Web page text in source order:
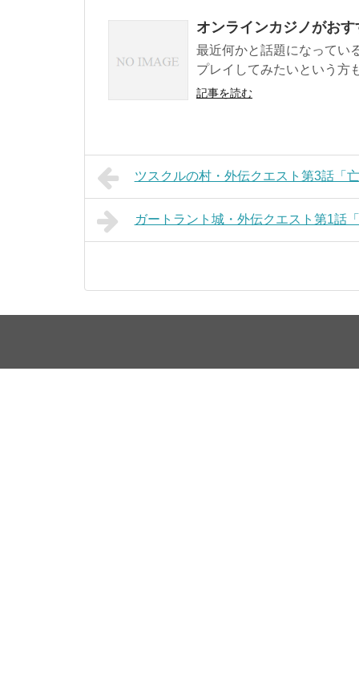
オンラインカジノがお
最近何かと話題になってい
プレイしてみたいという方
記事を読む
ツスクルの村・外伝クエスト第3話「
ガートラント城・外伝クエスト第1話